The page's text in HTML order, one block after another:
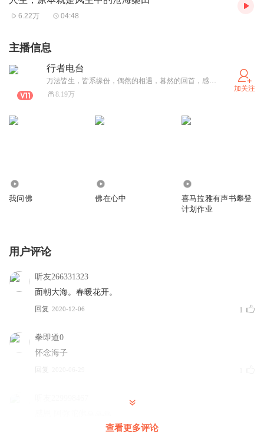
6.22万 04:48
主播信息
行者电台
万法皆生，皆系缘份，偶然的相遇，暮然的回首，感恩遇见，让我们在喧嚣的尘世中寻找一丝丝清凉甘露，在佛法中启迪智慧，感悟人生，共同探寻心灵深处那一份祥和与宁静，普陀梵音 菩提妙智在喜马拉雅期待与您空中相遇、不见不散。
8.19万
加关注
我问佛 佛在心中
喜马拉雅有声书攀登
计划作业
用户评论
听友266331323
面朝大海。春暖花开。
回复 2020-12-06 1
拳即道0
怀念海子
回复
查看更多评论